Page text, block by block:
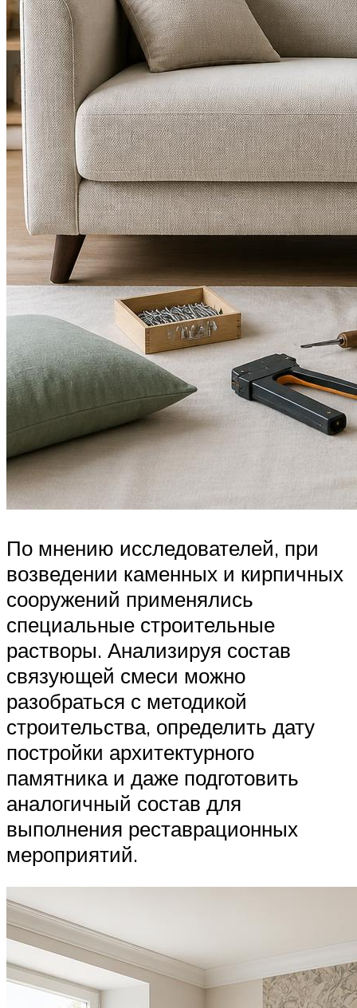
По мнению исследователей, при
возведении каменных и кирпичных
сооружений применялись
специальные строительные
растворы. Анализируя состав
связующей смеси можно
разобраться с методикой
строительства, определить дату
постройки архитектурного
памятника и даже подготовить
аналогичный состав для
выполнения реставрационных
мероприятий.